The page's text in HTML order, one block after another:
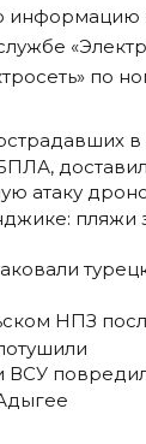
информацию
по
атаку
пляжи
НПЗ
ВСУ